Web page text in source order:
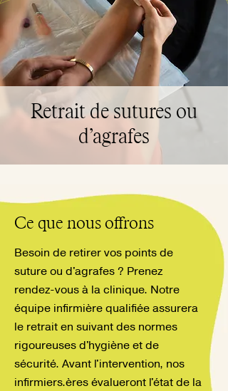
Retrait de sutures ou
d’agrafes
Ce que nous offrons
Besoin de retirer vos points de
suture ou d'agrafes ? Prenez
rendez-vous à la clinique. Notre
équipe infirmière qualifiée assurera
le retrait en suivant des normes
rigoureuses d'hygiène et de
sécurité. Avant l'intervention, nos
infirmiers.ères évalueront l'état de la